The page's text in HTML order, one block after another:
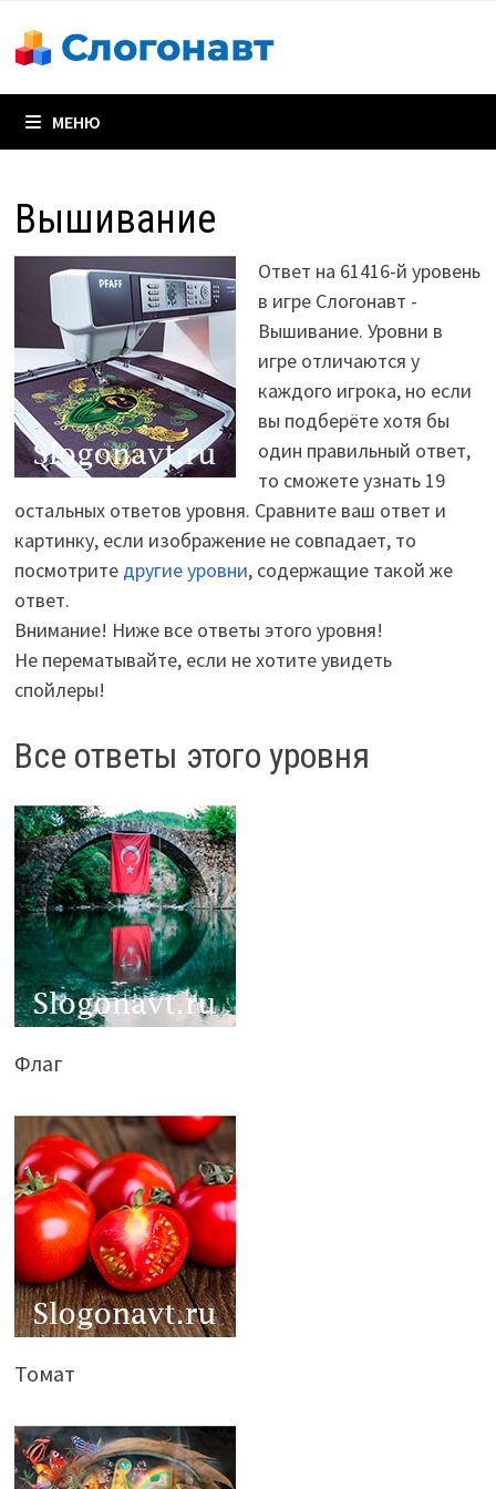
содержимому
МЕНЮ
Вышивание
Ответ на 61416-й уровень
в игре Слогонавт -
Вышивание. Уровни в
игре отличаются у
каждого игрока, но если
вы подберёте хотя бы
один правильный ответ,
то сможете узнать 19
остальных ответов уровня. Сравните ваш ответ и
картинку, если изображение не совпадает, то
посмотрите другие уровни, содержащие такой же
ответ.
Внимание! Ниже все ответы этого уровня!
Не перематывайте, если не хотите увидеть
спойлеры!
Все ответы этого уровня
Флаг
Томат